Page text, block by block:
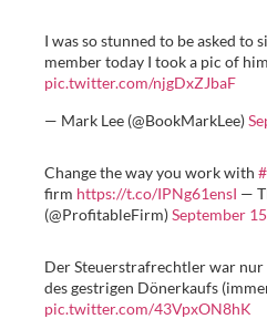
I was so stunned to be asked to
member today I took a pic of
pic.twitter.com/njgDxZJbaF
— Mark Lee (@BookMarkLee)
Change the way you work with
firm https://t.co/IPNg61ensI —
(@ProfitableFirm)September
Der Steuerstrafrechtler war
des gestrigen Dönerkaufs
pic.twitter.com/43VpxON8hK